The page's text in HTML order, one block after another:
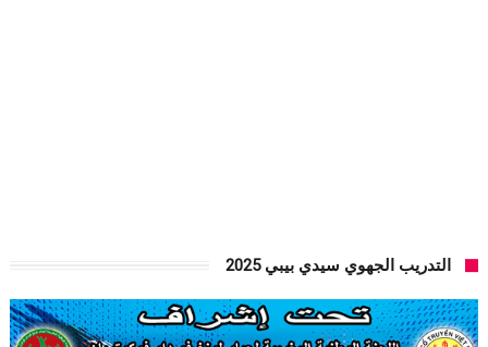
التدريب الجهوي سيدي بيبي 2025